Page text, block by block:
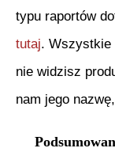
typu raportów
tutaj. Wszystkie
nie widzisz
nam jego